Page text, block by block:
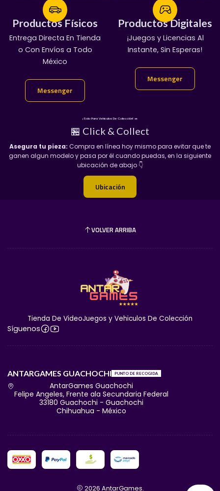
Productos Físicos
Entrega Directa En Tienda
o Con Envíos a Todo
México
Messenger
Productos Físicos
¡Servicio Garantizado!
Manda Mensaje:
Messenger
Productos Digitales
¡Juegos y Licencias Al
Instante, Sin Esperas!
Messenger
Productos Digitales
100% Garantizado
Entregas En Chat Vip
Messenger
¡Solo Para Vehiculos De Colección! 🚗
🏪 Click & Collect
Asegura tu pieza: Compra en línea hoy mismo para evitar que te
ganen algun modelo y pasa por él cuando puedas, en la siguiente
ubicación de abajo 👇
Ubicación
VOLVER ARRIBA
Tienda De VideoJuegos y Vehiculos De Colección
Síguenos
ANTARGAMES GUACHOCHI PUNTO DE RECOGIDA
AntarGames Guachochi
Felipe Angeles, Frente ala Secundaria Federal
33180 Guachochi - Guachochi
Chihuahua - México
2026 AntarGames.